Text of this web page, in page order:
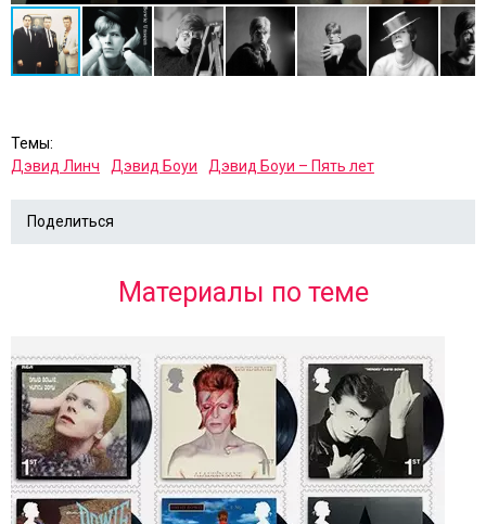
Темы:
Дэвид Линч
Дэвид Боуи Дэвид Боуи – Пять лет
Поделиться
Материалы по теме